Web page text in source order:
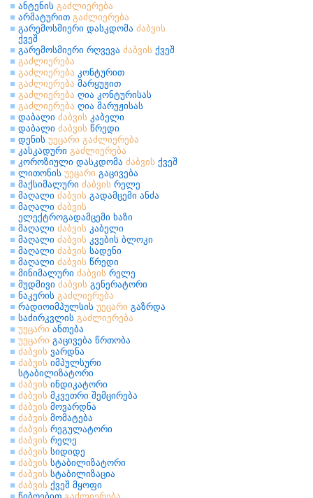
ანტენის გაძლიერება
არმატურით გაძლიერება
გარემოსმიერი დასკდომა ძაბვის
ქვეშ
გარემოსმიერი რღვევა ძაბვის ქვეშ
გაძლიერება
გაძლიერება კონტურით
გაძლიერება მარყუჟით
გაძლიერება ღია კონტურისას
გაძლიერება ღია მარუჟისას
დაბალი ძაბვის კაბელი
დაბალი ძაბვის წრედი
დენის უეცარი გაძლიერება
კასკადური გაძლიერება
კოროზიული დასკდომა ძაბვის ქვეშ
ლითონის უეცარი გაცივება
მაქსიმალური ძაბვის რელე
მაღალი ძაბვის გადამცემი ანძა
მაღალი ძაბვის
ელექტროგადამცემი ხაზი
მაღალი ძაბვის კაბელი
მაღალი ძაბვის კვების ბლოკი
მაღალი ძაბვის სადენი
მაღალი ძაბვის წრედი
მინიმალური ძაბვის რელე
მუდმივი ძაბვის გენერატორი
ნაკერის გაძლიერება
რადიოიმპულსის უეცარი გაზრდა
საძირკვლის გაძლიერება
უეცარი ანთება
უეცარი გაცივება წრთობა
ძაბვის ვარდნა
ძაბვის იმპულსური
სტაბილიზატორი
ძაბვის ინდიკატორი
ძაბვის მკვეთრი შემცირება
ძაბვის მოვარდნა
ძაბვის მომატება
ძაბვის რეგულატორი
ძაბვის რელე
ძაბვის სიდიდე
ძაბვის სტაბილიზატორი
ძაბვის სტაბილიზაცია
ძაბვის ქვეშ მყოფი